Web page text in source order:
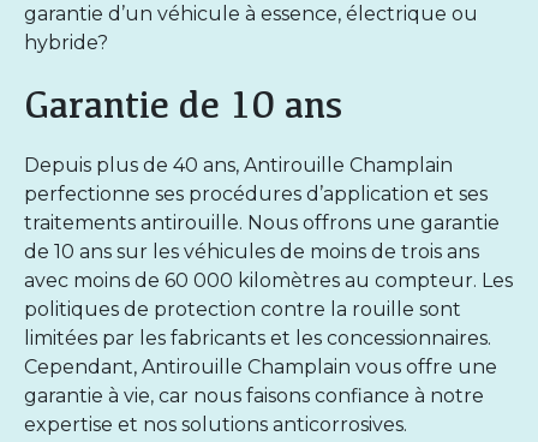
garantie d’un véhicule à essence, électrique ou
hybride?
Garantie de 10 ans
Depuis plus de 40 ans, Antirouille Champlain
perfectionne ses procédures d’application et ses
traitements antirouille. Nous offrons une garantie
de 10 ans sur les véhicules de moins de trois ans
avec moins de 60 000 kilomètres au compteur. Les
politiques de protection contre la rouille sont
limitées par les fabricants et les concessionnaires.
Cependant, Antirouille Champlain vous offre une
garantie à vie, car nous faisons confiance à notre
expertise et nos solutions anticorrosives.